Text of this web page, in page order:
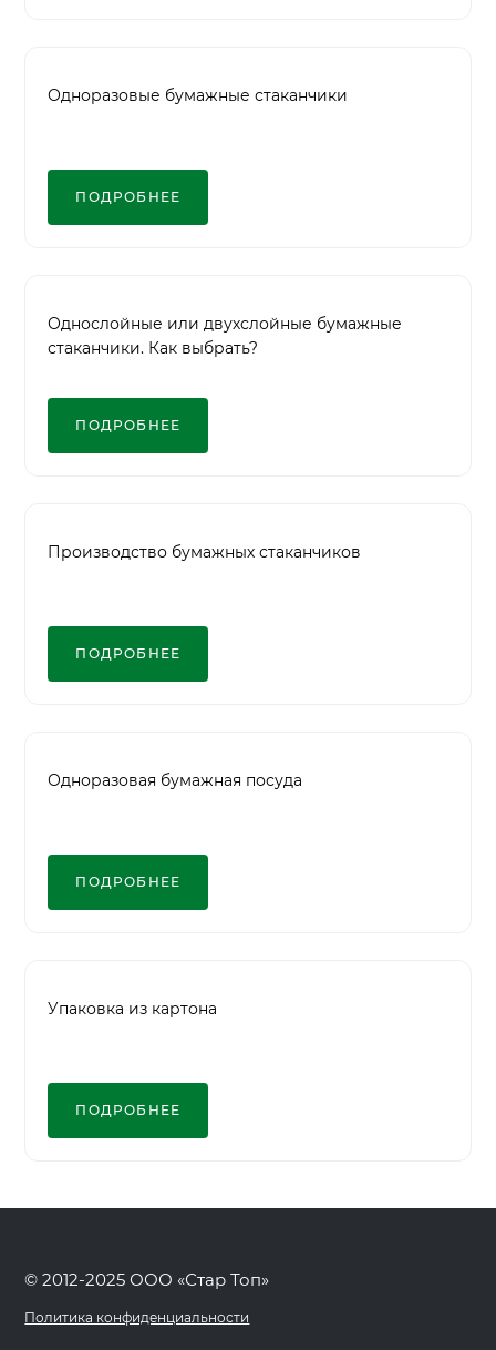
Одноразовые бумажные стаканчики
ПОДРОБНЕЕ
Однослойные или двухслойные бумажные
стаканчики. Как выбрать?
ПОДРОБНЕЕ
Производство бумажных стаканчиков
ПОДРОБНЕЕ
Одноразовая бумажная посуда
ПОДРОБНЕЕ
Упаковка из картона
ПОДРОБНЕЕ
© 2012-2025 ООО «Стар Топ»
Политика конфиденциальности